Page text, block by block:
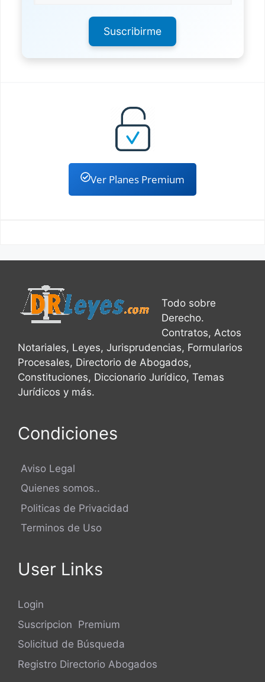
Suscribirme
Ver Planes Premium
Todo sobre
Derecho.
Contratos, Actos
Notariales, Leyes, Jurisprudencias, Formularios
Procesales, Directorio de Abogados,
Constituciones, Diccionario Jurídico, Temas
Jurídicos y más.
Condiciones
Aviso Legal
Quienes somos..
Politicas de Privacidad
Terminos de Uso
User Links
Login
Suscripcion Premium
Solicitud de Búsqueda
Registro Directorio Abogados